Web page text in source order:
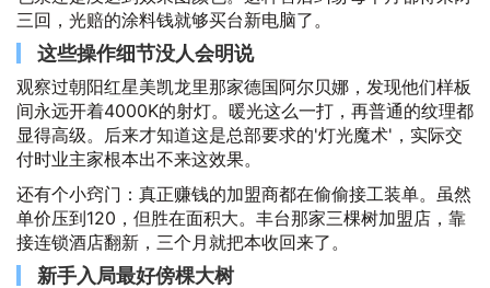
三回，光赔的涂料钱就够买台新电脑了。
这些操作细节没人会明说
观察过朝阳红星美凯龙里那家德国阿尔贝娜，发现他们样板
间永远开着4000K的射灯。暖光这么一打，再普通的纹理都
显得高级。后来才知道这是总部要求的'灯光魔术'，实际交
付时业主家根本出不来这效果。
还有个小窍门：真正赚钱的加盟商都在偷偷接工装单。虽然
单价压到120，但胜在面积大。丰台那家三棵树加盟店，靠
接连锁酒店翻新，三个月就把本收回来了。
新手入局最好傍棵大树